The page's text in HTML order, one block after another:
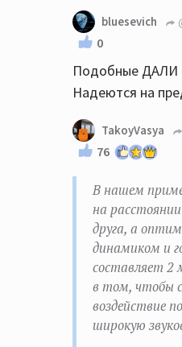
bluesevich
0
Подобные ДАЛИ
Надеются на
TakoyVasya
76
В нашем
на
друга, а
динамиком и
составляет 2
в том, чтобы
воздействие
широкую